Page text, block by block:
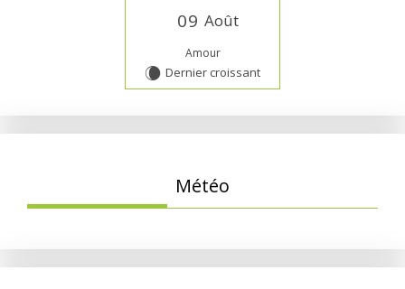
09 Août
Amour
W Dernier croissant
Météo